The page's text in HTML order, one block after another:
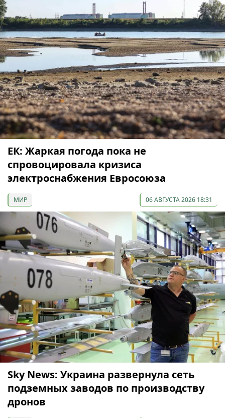
ЕК: Жаркая погода пока не
спровоцировала кризиса
электроснабжения Евросоюза
МИР 06 АВГУСТА 2026 18:31
Sky News: Украина развернула сеть
подземных заводов по производству
дронов